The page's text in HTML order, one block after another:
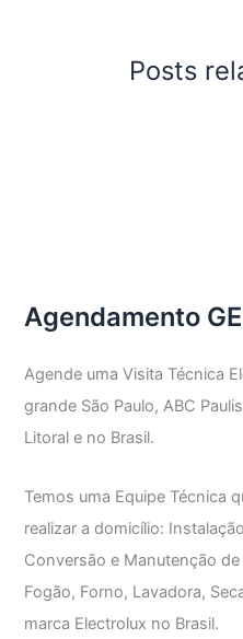
Posts
Agendamento GE
Agende uma Visita Técnica
grande São Paulo, ABC
Litoral e no Brasil.
Temos uma Equipe Técnica
realizar a domicílio:
Conversão e Manutenção de
Fogão, Forno, Lavadora,
marca Electrolux no Brasil.